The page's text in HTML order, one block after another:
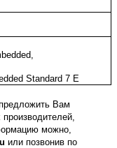
Standard 7 E
Вам
можно,
или позвонив по